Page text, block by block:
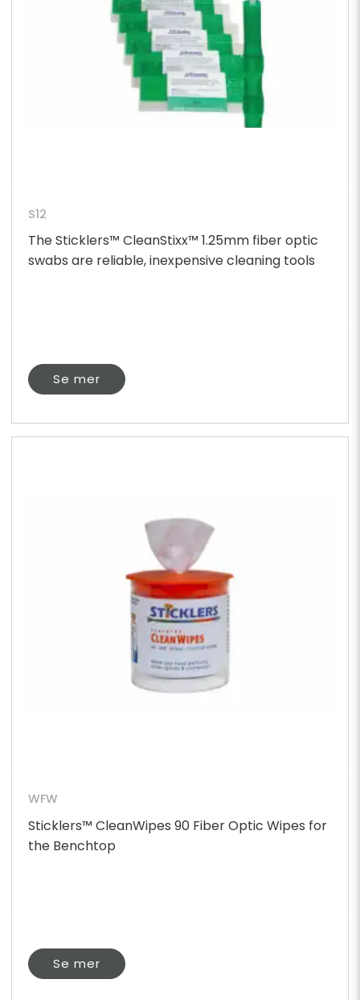
S12
The Sticklers™ CleanStixx™ 1.25mm fiber optic
swabs are reliable, inexpensive cleaning tools
Se mer
WFW
Sticklers™ CleanWipes 90 Fiber Optic Wipes for
the Benchtop
Se mer